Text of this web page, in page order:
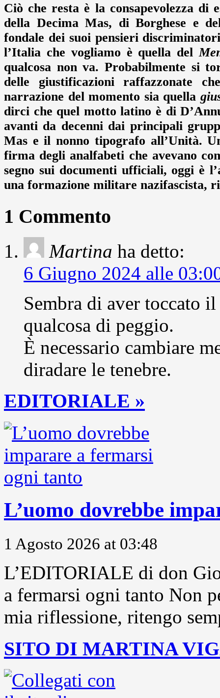
Ciò che resta è la consapevolezza di
della Decima Mas, di Borghese e
fondale dei suoi pensieri
l’Italia che vogliamo è quella del
qualcosa non va. Probabilmente si
delle giustificazioni raffazzonate
narrazione del momento sia quella
dirci che quel motto latino è di
avanti da decenni dai principali
Mas e il nonno tipografo all’Unità.
firma degli analfabeti che avevano
segno sui documenti ufficiali, oggi è
una formazione militare nazifascista,
1 Commento
Martina ha detto:
6 Giugno 2024 alle
Sembra di aver toccato
qualcosa di peggio.
È necessario cambiare
diradare le tenebre.
EDITORIALE »
L’uomo dovrebbe
1 Agosto 2026 at 03:48
L’EDITORIALE di don
a fermarsi ogni tanto Non
mia riflessione, ritengo
SITO DI MARTINA